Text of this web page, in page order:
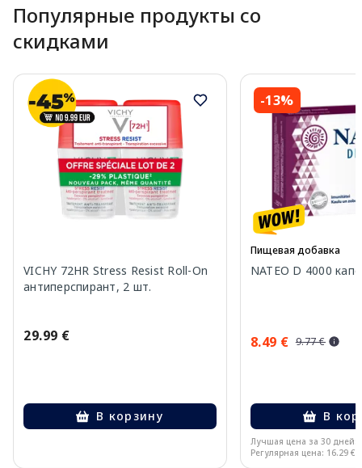
Популярные продукты со
скидками
VICHY 72HR Stress Resist Roll-On
антиперспирант, 2 шт.
29.99 €
В корзину
-13%
Пищевая добавка
NATEO D 4000
8.49 € 9.77 €
В
Лучшая цена за 30 дней:
Регулярная цена: 16.29 €